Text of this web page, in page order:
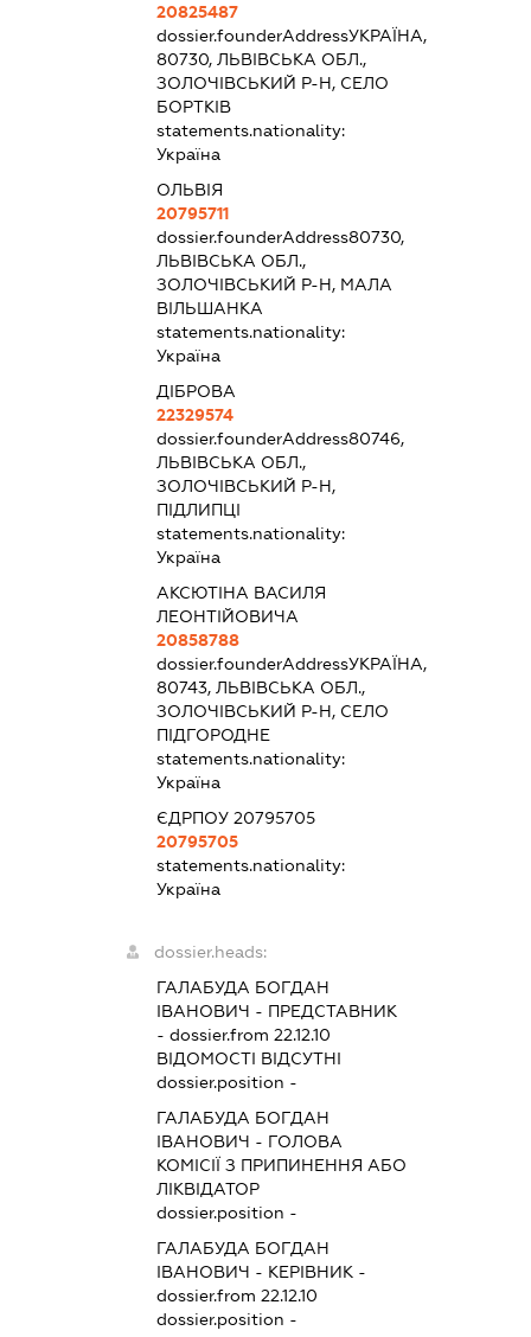
20825487
dossier.founderAddressУКРАЇНА,
80730, ЛЬВІВСЬКА ОБЛ.,
ЗОЛОЧІВСЬКИЙ Р-Н, СЕЛО
БОРТКІВ
statements.nationality:
Україна
ОЛЬВІЯ
20795711
dossier.founderAddress80730,
ЛЬВІВСЬКА ОБЛ.,
ЗОЛОЧІВСЬКИЙ Р-Н, МАЛА
ВІЛЬШАНКА
statements.nationality:
Україна
ДІБРОВА
22329574
dossier.founderAddress80746,
ЛЬВІВСЬКА ОБЛ.,
ЗОЛОЧІВСЬКИЙ Р-Н,
ПІДЛИПЦІ
statements.nationality:
Україна
АКСЮТІНА ВАСИЛЯ
ЛЕОНТІЙОВИЧА
20858788
dossier.founderAddressУКРАЇНА,
80743, ЛЬВІВСЬКА ОБЛ.,
ЗОЛОЧІВСЬКИЙ Р-Н, СЕЛО
ПІДГОРОДНЕ
statements.nationality:
Україна
ЄДРПОУ 20795705
20795705
statements.nationality:
Україна
dossier.heads:
ГАЛАБУДА БОГДАН
ІВАНОВИЧ - ПРЕДСТАВНИК
- dossier.from 22.12.10
ВІДОМОСТІ ВІДСУТНІ
dossier.position -
ГАЛАБУДА БОГДАН
ІВАНОВИЧ - ГОЛОВА
КОМІСІЇ З ПРИПИНЕННЯ АБО
ЛІКВІДАТОР
dossier.position -
ГАЛАБУДА БОГДАН
ІВАНОВИЧ - КЕРІВНИК -
dossier.from 22.12.10
dossier.position -